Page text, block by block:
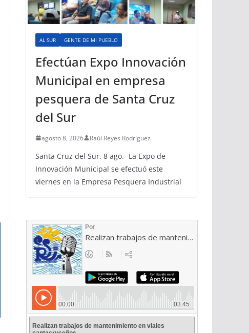
AL SUR GENTE DE MI PUEBLO
Efectúan Expo Innovación
Municipal en empresa
pesquera de Santa Cruz
del Sur
agosto 8, 2026 Raúl Reyes Rodríguez
Santa Cruz del Sur, 8 ago.- La Expo de
Innovación Municipal se efectuó este
viernes en la Empresa Pesquera Industrial